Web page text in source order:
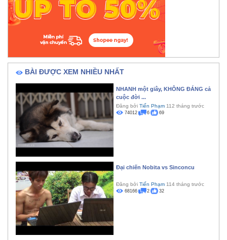
BÀI ĐƯỢC XEM NHIỀU NHẤT
NHANH một giây, KHÔNG ĐÁNG cả
cuộc đời ...
Đăng bởi Tiến Phạm 112 tháng trước
74012 6 69
Đại chiến Nobita vs Sinconcu
Đăng bởi Tiến Phạm 114 tháng trước
68166 2 32